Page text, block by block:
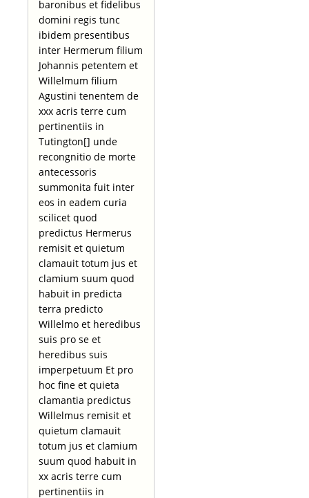
baronibus et fidelibus
domini regis tunc
ibidem presentibus
inter Hermerum filium
Johannis petentem et
Willelmum filium
Agustini tenentem de
xxx acris terre cum
pertinentiis in
Tutington[] unde
recongnitio de morte
antecessoris
summonita fuit inter
eos in eadem curia
scilicet quod
predictus Hermerus
remisit et quietum
clamauit totum jus et
clamium suum quod
habuit in predicta
terra predicto
Willelmo et heredibus
suis pro se et
heredibus suis
imperpetuum Et pro
hoc fine et quieta
clamantia predictus
Willelmus remisit et
quietum clamauit
totum jus et clamium
suum quod habuit in
xx acris terre cum
pertinentiis in